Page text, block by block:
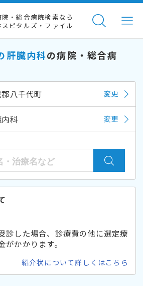
院・総合病院検索なら
スピタルズ・ファイル
肝臓内科の病院・総合病
八千代町 変更
科 変更
診した場合、診療費の他に選定療
かかります。
紹介状について詳しくはこちら